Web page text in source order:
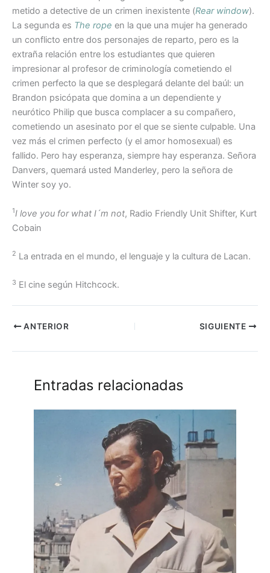
metido a detective de un crimen inexistente (Rear window).
La segunda es The rope en la que una mujer ha generado
un conflicto entre dos personajes de reparto, pero es la
extraña relación entre los estudiantes que quieren
impresionar al profesor de criminología cometiendo el
crimen perfecto la que se desplegará delante del baúl: un
Brandon psicópata que domina a un dependiente y
neurótico Philip que busca complacer a su compañero,
cometiendo un asesinato por el que se siente culpable. Una
vez más el crimen perfecto (y el amor homosexual) es
fallido. Pero hay esperanza, siempre hay esperanza. Señora
Danvers, quemará usted Manderley, pero la señora de
Winter soy yo.
1I love you for what I´m not, Radio Friendly Unit Shifter, Kurt
Cobain
2 La entrada en el mundo, el lenguaje y la cultura de Lacan.
3 El cine según Hitchcock.
ANTERIOR SIGUIENTE
Entradas relacionadas